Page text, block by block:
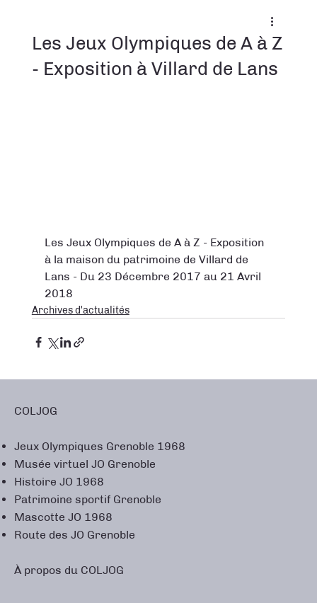
Les Jeux Olympiques de A à Z
- Exposition à Villard de Lans
Les Jeux Olympiques de A à Z - Exposition
à la maison du patrimoine de Villard de
Lans - Du 23 Décembre 2017 au 21 Avril
2018
Archives d'actualités
COLJOG
Jeux Olympiques Grenoble 1968
Musée virtuel JO Grenoble
Histoire JO 1968
Patrimoine sportif Grenoble
Mascotte JO 1968
Route des JO Grenoble
À propos du COLJOG